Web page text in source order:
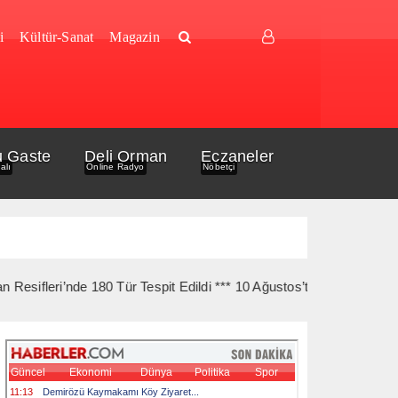
Kültür-Sanat Magazin
Gaste Deli Orman
Online Radyo
Eczaneler
Nöbetçi
180 Tür Tespit Edildi *** 10 Ağustos’ta Gelibolu